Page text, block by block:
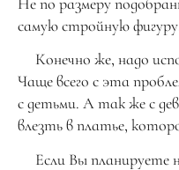
самую стройную
Конечно же, надо
Чаще всего с эта
с детьми. А так же с
влезть в платье,
Если Вы планируете